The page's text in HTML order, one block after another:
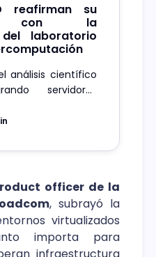
reafirman su
con la
laboratorio
análisis científico
servidores
datos a escala
officer de la
, subrayó la
virtualizados
importa para
infraestructura